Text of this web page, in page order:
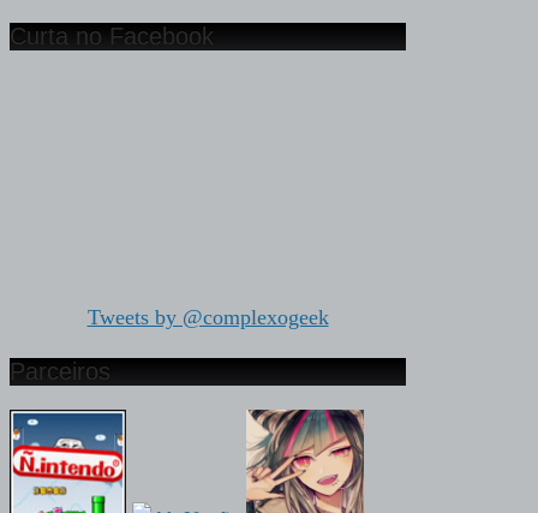
Curta no Facebook
Tweets by @complexogeek
Parceiros